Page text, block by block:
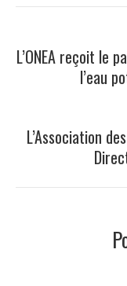
Navigation
article
L’ONEA reçoit le
l’eau
L’Association